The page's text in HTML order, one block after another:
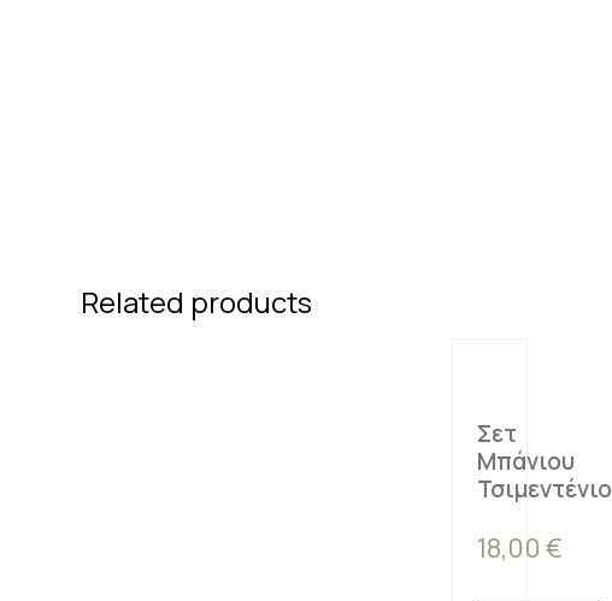
Related products
Σετ
Μπάνιου
Τσιμεντένιο
18,00 €